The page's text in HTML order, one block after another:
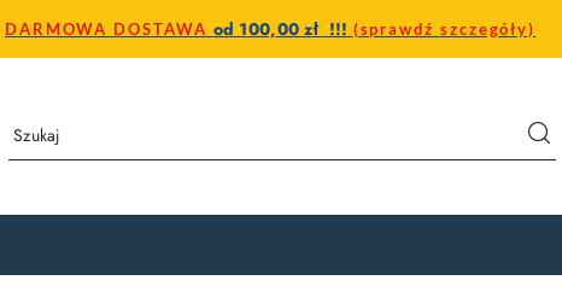
DARMOWA DOSTAWA od 100,00 zł !!! (sprawdź szczegóły)